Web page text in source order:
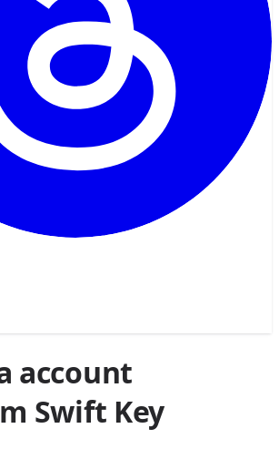
account
Swift Key